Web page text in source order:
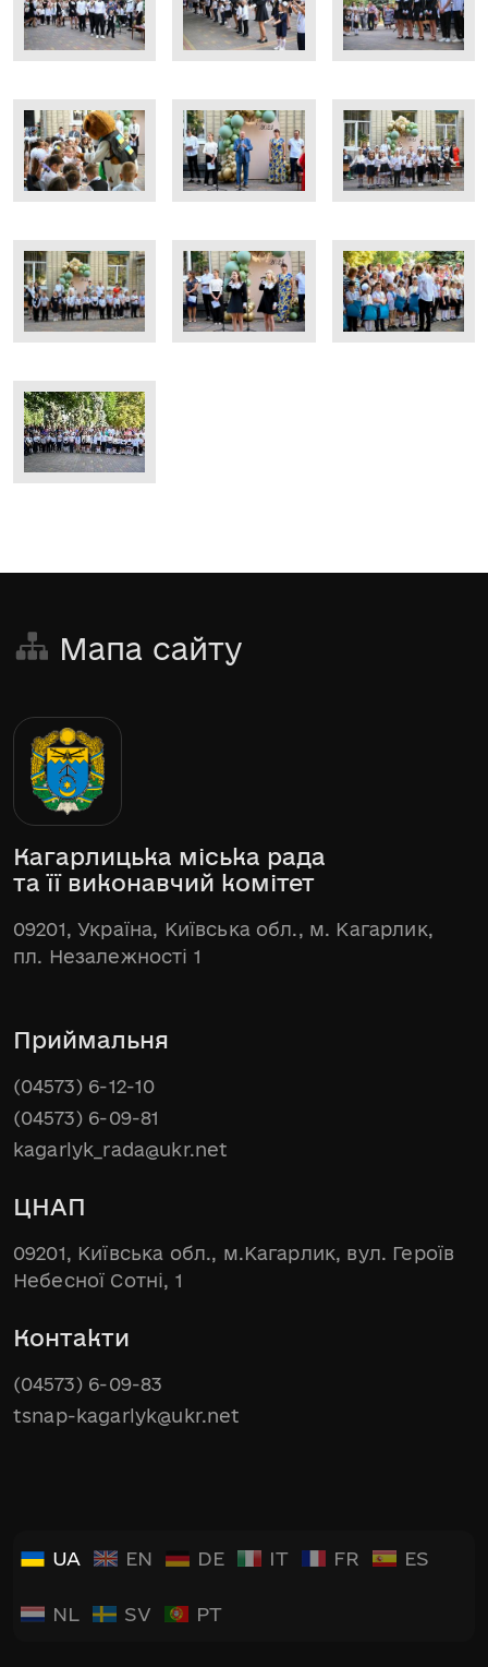
Мапа сайту
Кагарлицька міська рада
та її виконавчий комітет
09201, Україна, Київська обл., м. Кагарлик,
пл. Незалежності 1
Приймальня
(04573) 6-12-10
(04573) 6-09-81
kagarlyk_rada@ukr.net
ЦНАП
09201, Київська обл., м.Кагарлик, вул. Героїв
Небесної Сотні, 1
Контакти
(04573) 6-09-83
tsnap-kagarlyk@ukr.net
UA EN DE IT FR ES
NL SV PT